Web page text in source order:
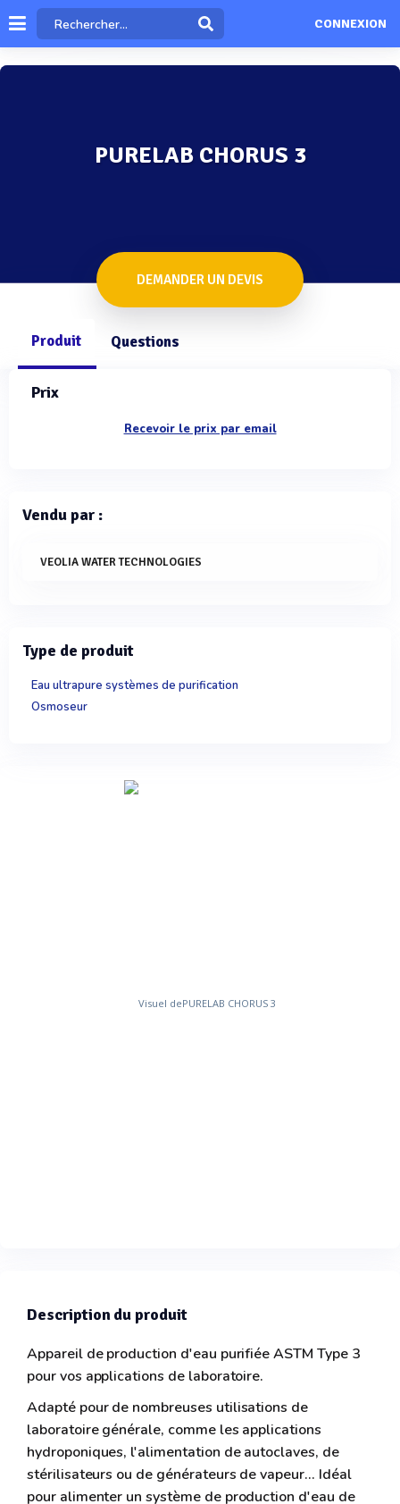
CONNEXION
PURELAB CHORUS 3
DEMANDER UN DEVIS
Produit Questions
Description du produit
Appareil de production d'eau purifiée ASTM Type 3
pour vos applications de laboratoire.
Adapté pour de nombreuses utilisations de
laboratoire générale, comme les applications
hydroponiques, l'alimentation de autoclaves, de
stérilisateurs ou de générateurs de vapeur... Idéal
pour alimenter un système de production d'eau de
Prix
Recevoir le prix par email
Vendu par :
VEOLIA WATER TECHNOLOGIES
Type de produit
Eau ultrapure systèmes de purification
Osmoseur